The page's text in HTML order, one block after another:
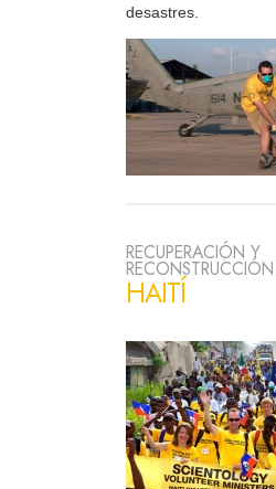
desastres.
RECUPERACIÓN Y
HAITÍ